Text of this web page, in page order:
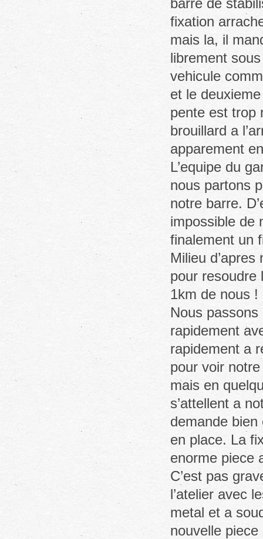
barre de
fixation
mais la, il
librement
vehicule
et le
pente est trop
brouillard a
apparement
L’equipe du
nous partons
notre barre.
impossible de
finalement un
Milieu
pour resoudre
1km de nous !
Nous
rapidement
rapidement a
pour voir
mais en
s’attellent a
demande bien
en place. La
enorme piece
C’est pas
l’atelier avec
metal et a
nouvelle piece